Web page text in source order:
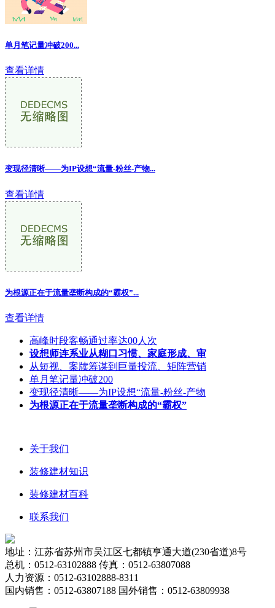
单月笔记量冲破200...
查看详情
变现径清晰——为IP设想“流量-粉丝-产物...
查看详情
为根源正在于流量垄断构成的“霸权”...
查看详情
高峰时段客畅通过率达00人次
设想师连系业从糊口习惯、家庭形成、审
从短视、案牍筹谋到巨量投流、矩阵营销
单月笔记量冲破200
变现径清晰——为IP设想“流量-粉丝-产物
为根源正在于流量垄断构成的“霸权”
关于我们
装修建材知识
装修建材百科
联系我们
地址：江苏省苏州市吴江区七都镇亨通大道(230省道)8号
总机：0512-63102888 传真：0512-63807088
人力资源：0512-63102888-8311
国内销售：0512-63807188 国外销售：0512-63809938